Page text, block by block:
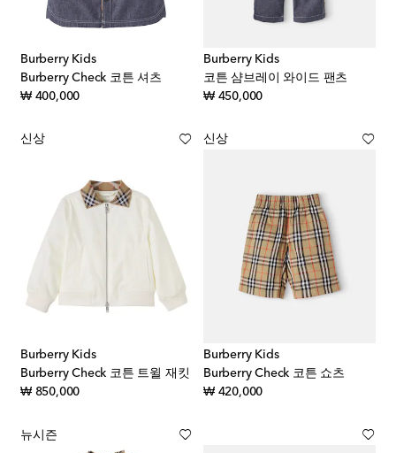
Burberry Kids
Burberry Check 코튼 셔츠
₩ 400,000original price
Burberry Kids
코튼 샴브레이 와이드 팬츠
₩ 450,000original price
신상
Burberry Kids
Burberry Check 코튼 트윌 재킷
₩ 850,000original price
신상
Burberry Kids
Burberry Check 코튼 쇼츠
₩ 420,000original price
뉴시즌